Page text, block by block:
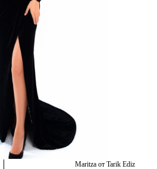
Maritza от Tarik Ediz